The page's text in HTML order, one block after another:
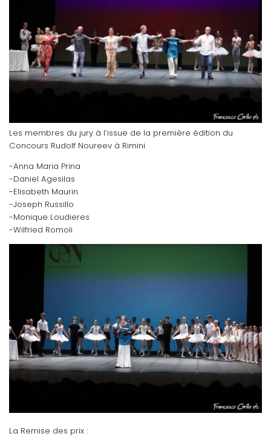
Les membres du jury à l’issue de la première édition du
Concours Rudolf Noureev à Rimini
-Anna Maria Prina
-Daniel Agesilas
-Elisabeth Maurin
-Joseph Russillo
-Monique Loudieres
-Wilfried Romoli
La Remise des prix :